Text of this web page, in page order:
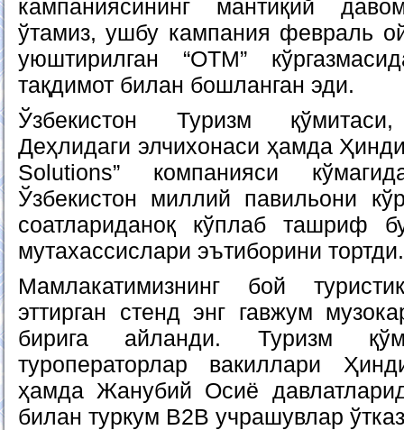
кампаниясининг мантиқий
ўтамиз, ушбу кампания февраль
уюштирилган “OTM”
тақдимот билан бошланган эди.
Ўзбекистон Туризм қўмитаси,
Деҳлидаги элчихонаси ҳамда
Solutions” компанияси
Ўзбекистон миллий павильони
соатлариданоқ кўплаб ташриф
мутахассислари эътиборини тортди.
Мамлакатимизнинг бой
эттирган стенд энг гавжум
бирига айланди. Туризм
туроператорлар вакиллари
ҳамда Жанубий Осиё
билан туркум B2B учрашувлар